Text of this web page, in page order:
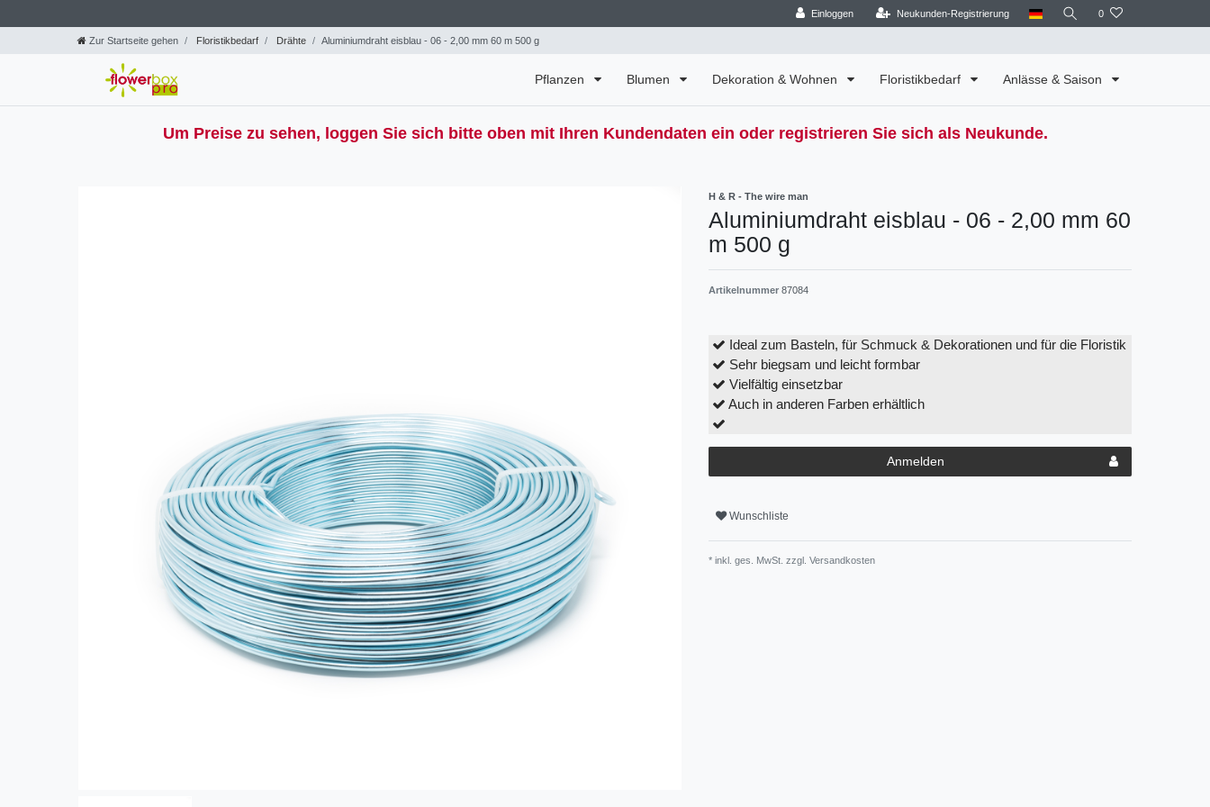
Einloggen Neukunden-Registrierung 0
Zur Startseite gehen Floristikbedarf Drähte Aluminiumdraht eisblau - 06 - 2,00 mm 60 m 500 g
Pflanzen Blumen Dekoration & Wohnen Floristikbedarf Anlässe & Saison
Um Preise zu sehen, loggen Sie sich bitte oben mit Ihren Kundendaten ein oder registrieren Sie sich als Neukunde.
H & R - The wire man
Aluminiumdraht eisblau - 06 - 2,00 mm 60
m 500 g
Artikelnummer 87084
Ideal zum Basteln, für Schmuck & Dekorationen und für die Floristik
Sehr biegsam und leicht formbar
Vielfältig einsetzbar
Auch in anderen Farben erhältlich
Anmelden
Wunschliste
* inkl. ges. MwSt. zzgl. Versandkosten